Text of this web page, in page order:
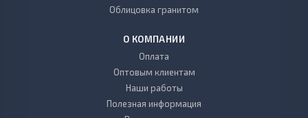
Облицовка гранитом
О КОМПАНИИ
Оплата
Оптовым клиентам
Наши работы
Полезная информация